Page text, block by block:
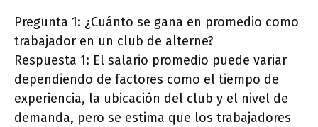
Pregunta 1: ¿Cuánto se gana en promedio como
trabajador en un club de alterne?
Respuesta 1: El salario promedio puede variar
dependiendo de factores como el tiempo de
experiencia, la ubicación del club y el nivel de
demanda, pero se estima que los trabajadores